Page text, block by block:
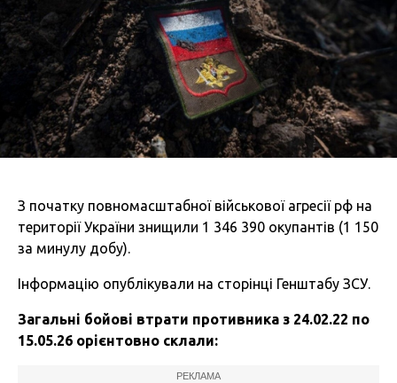
З початку повномасштабної військової агресії рф на
території України знищили 1 346 390 окупантів (1 150
за минулу добу).
Інформацію опублікували на сторінці Генштабу ЗСУ.
Загальні бойові втрати противника з 24.02.22 по
15.05.26 орієнтовно склали:
РЕКЛАМА